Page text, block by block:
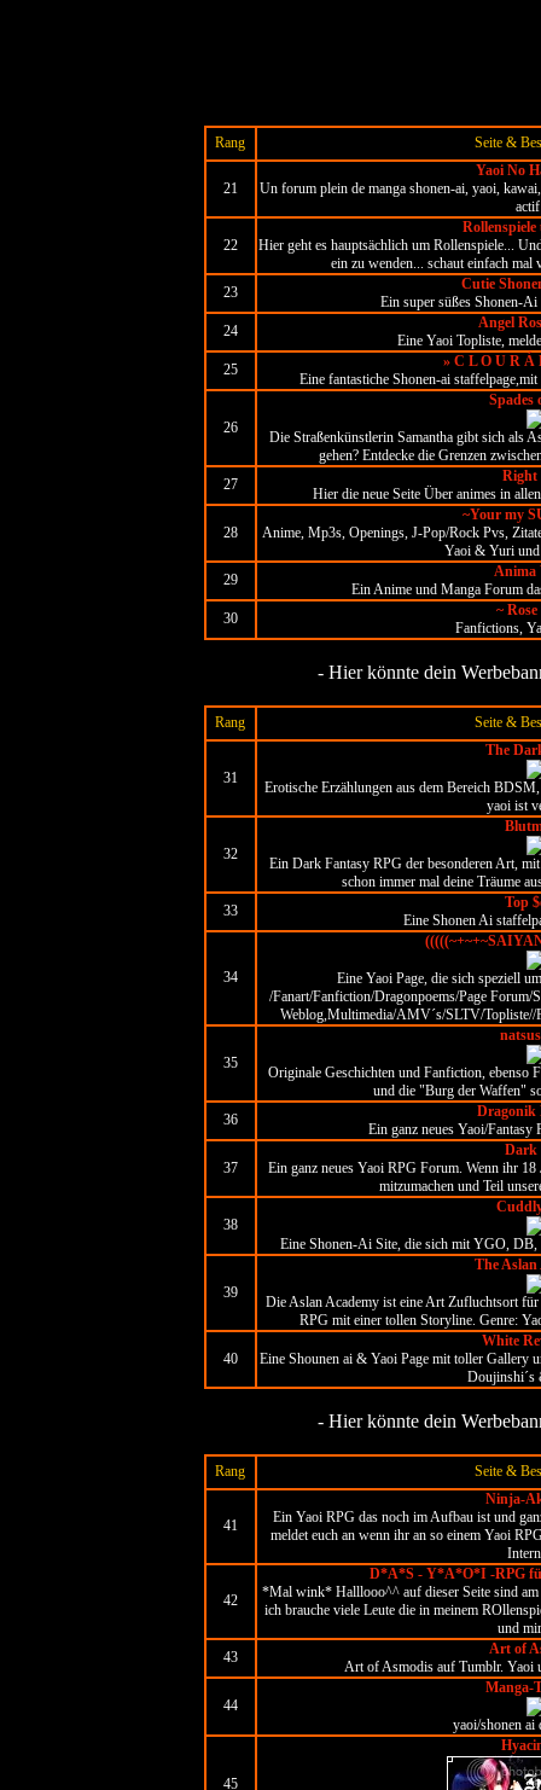
Rang Seite &
21
Yaoi No
Un forum plein de manga shonen-ai, yaoi,
22
Hier geht es hauptsächlich um Rollenspiele...
ein zu wenden... schaut einfach
23
Cutie
Ein super süßes Shonen-
24
Angel
Eine Yaoi Topliste,
25
» C L O U R Á
Eine fantastiche Shonen-ai
26
Spades
Die Straßenkünstlerin Samantha gibt sich als
gehen? Entdecke die Grenzen
27
Right
Hier die neue Seite Über animes in
28
~Your my
Anime, Mp3s, Openings, J-Pop/Rock Pvs,
Yaoi & Yuri
29
Anima
Ein Anime und Manga Forum
30
~
Fanfictions,
- Hier könnte dein
Rang Seite &
31
The
Erotische Erzählungen aus dem Bereich
yaoi ist
32
Ein Dark Fantasy RPG der besonderen Art,
schon immer mal deine Träume
33
Top
Eine Shonen Ai
34
Eine Yaoi Page, die sich speziell
/Fanart/Fanfiction/Dragonpoems/Page Forum/
Weblog,Multimedia/AMV´s/SLTV/
35
Originale Geschichten und Fanfiction, ebenso
und die "Burg der Waffen"
36
Dragonik
Ein ganz neues Yaoi/
37
Dark
Ein ganz neues Yaoi RPG Forum. Wenn ihr
mitzumachen und Teil
38
Eine Shonen-Ai Site, die sich mit YGO,
39
The Aslan
Die Aslan Academy ist eine Art Zufluchtsort
RPG mit einer tollen Storyline. Genre:
40
White
Eine Shounen ai & Yaoi Page mit toller Gallery
Doujinshi´s
- Hier könnte dein
Rang Seite &
41
Ninja-
Ein Yaoi RPG das noch im Aufbau ist und
meldet euch an wenn ihr an so einem Yaoi
42
D*A*S - Y*A*O*I -RPG
*Mal wink* Halllooo^^ auf dieser Seite sind am
ich brauche viele Leute die in meinem
und
43
Art of
Art of Asmodis auf Tumblr. Yaoi
44
Manga-
yaoi/shonen ai
45